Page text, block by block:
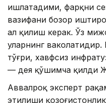
ишлатадими, фарқни
вазифани бозор
ҳал қилиш керак. Ўз
уларнинг
тўғри, хавфсиз
— дея қўшимча қилди
Аввалроқ эксперт
этилиши